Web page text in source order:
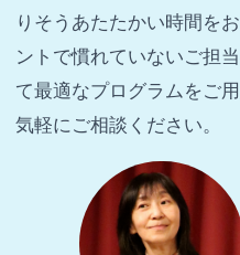
りそうあたたかい時間を
ントで慣れていないご担
て最適なプログラムをご
気軽にご相談ください。